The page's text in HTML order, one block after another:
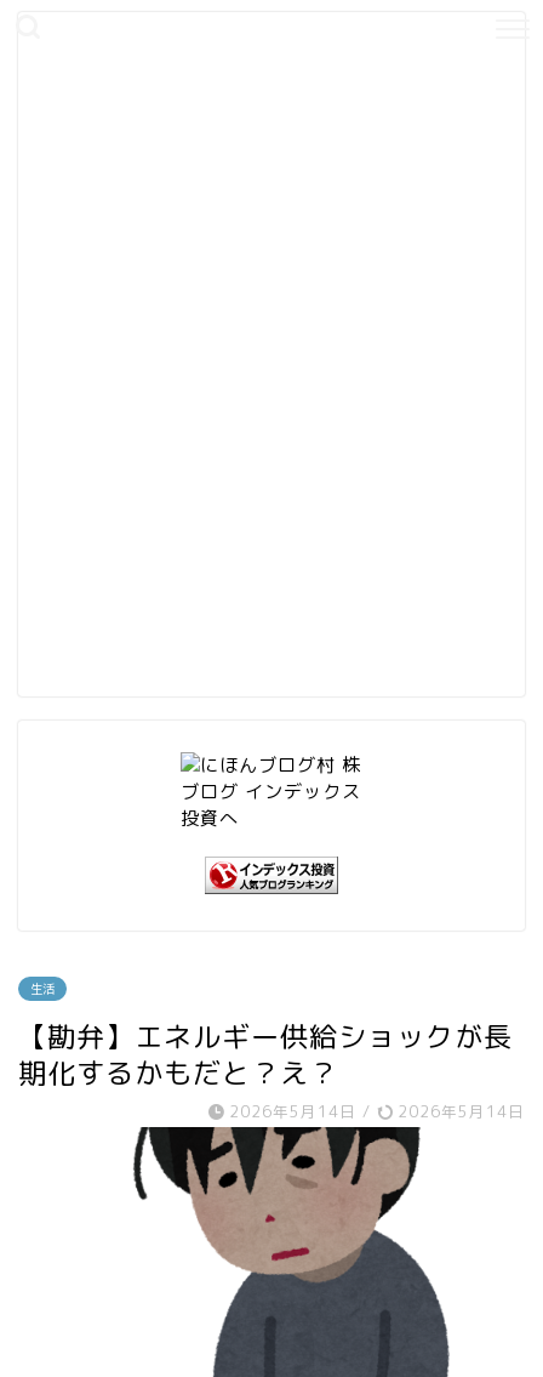
生活
【勘弁】エネルギー供給ショックが長
期化するかもだと？え？
2026年5月14日 / 2026年5月14日